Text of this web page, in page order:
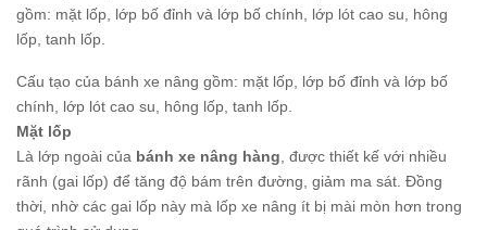
gồm: mặt lốp, lớp bố đỉnh và lớp bố chính, lớp lót cao su, hông
lốp, tanh lốp.
Cấu tạo của bánh xe nâng gồm: mặt lốp, lớp bố đỉnh và lớp bố
chính, lớp lót cao su, hông lốp, tanh lốp.
Mặt lốp
Là lớp ngoài của bánh xe nâng hàng , được thiết kế với nhiều
rãnh (gai lốp) để tăng độ bám trên đường, giảm ma sát. Đồng
thời, nhờ các gai lốp này mà lốp xe nâng ít bị mài mòn hơn trong